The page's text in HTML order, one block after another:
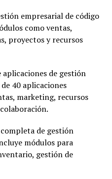
empresarial de código
como ventas,
proyectos y recursos
aplicaciones de gestión
40 aplicaciones
marketing, recursos
de gestión
módulos para
gestión de